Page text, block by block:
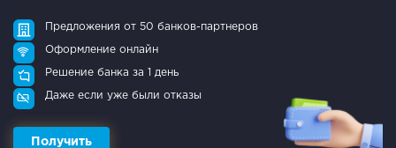
Предложения от 50 банков-партнеров
Оформление онлайн
Решение банка за 1 день
Даже если уже были отказы
Получить